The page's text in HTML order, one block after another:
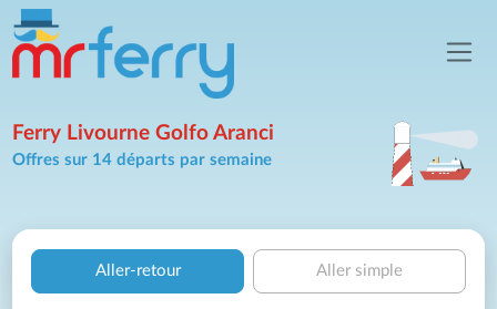
Ferry Livourne Golfo Aranci
Offres sur 14 départs par semaine
Aller-retour Aller simple